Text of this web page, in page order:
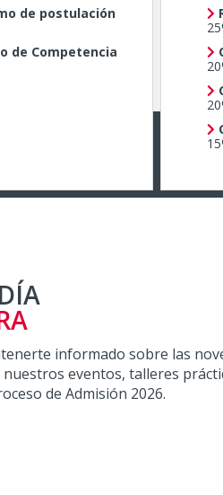
de postulación
de Competencia
informado sobre las
eventos, talleres
de Admisión 2026.